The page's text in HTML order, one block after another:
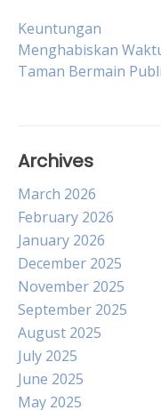
Post
Keuntungan
Menghabiskan
Taman Bermain
Archives
March 2026
February 2026
January 2026
December 2025
November 2025
September 2025
August 2025
July 2025
June 2025
May 2025